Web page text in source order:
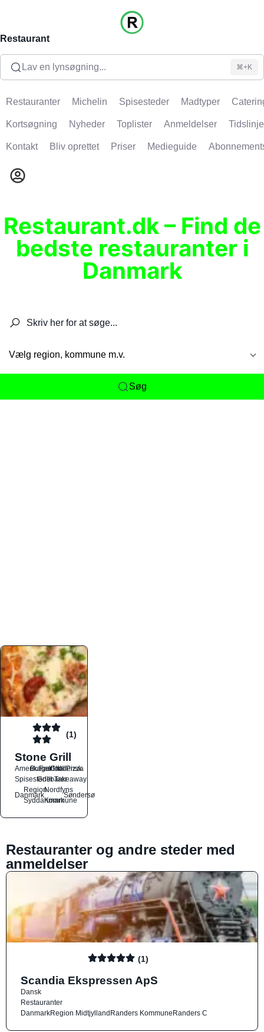
Restaurant
Lav en lynsøgning... ⌘+K
Restauranter Michelin Spisesteder Madtyper
Kortsøgning Nyheder Toplister Anmeldelser Tidslinje
Kontakt Bliv oprettet Priser Medieguide
Restaurant.dk – Find de
bedste restauranter i
Danmark
Vælg region, kommune m.v.
Søg
(1)
Stone Grill
Amerikansk
Burger
Fastfood
Grill
Italiensk
Pizza
SpisestederGrillbarerTakeaway
Danmark
Region
Syddanmark
Nordfyns
Kommune
Søndersø
Restauranter og andre steder med
anmeldelser
(1)
Scandia Ekspressen ApS
Dansk
Restauranter
DanmarkRegion MidtjyllandRanders KommuneRanders C